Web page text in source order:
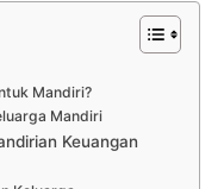
Mandiri?
Mandiri
Keuangan